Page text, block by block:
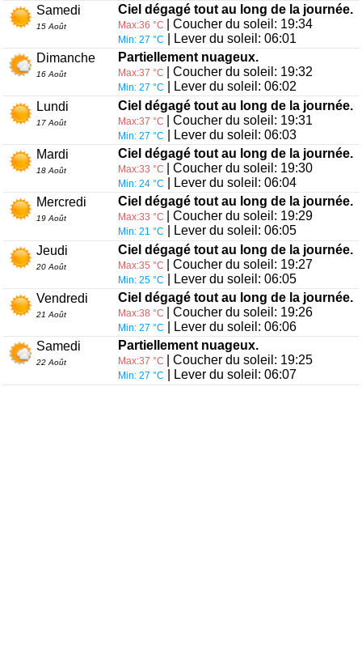
Samedi
15 Août
Ciel dégagé tout au long de la journée.
Max:36 °C | Coucher du soleil: 19:34
Min: 27 °C
| Lever du soleil: 06:01
Dimanche
16 Août
Partiellement nuageux.
Max:37 °C | Coucher du soleil: 19:32
Min: 27 °C
| Lever du soleil: 06:02
Lundi
17 Août
Ciel dégagé tout au long de la journée.
Max:37 °C | Coucher du soleil: 19:31
Min: 27 °C
| Lever du soleil: 06:03
Mardi
18 Août
Ciel dégagé tout au long de la journée.
Max:33 °C | Coucher du soleil: 19:30
Min: 24 °C
| Lever du soleil: 06:04
Mercredi
19 Août
Ciel dégagé tout au long de la journée.
Max:33 °C | Coucher du soleil: 19:29
Min: 21 °C
| Lever du soleil: 06:05
Jeudi
20 Août
Ciel dégagé tout au long de la journée.
Max:35 °C | Coucher du soleil: 19:27
Min: 25 °C
| Lever du soleil: 06:05
Vendredi
21 Août
Ciel dégagé tout au long de la journée.
Max:38 °C | Coucher du soleil: 19:26
Min: 27 °C
| Lever du soleil: 06:06
Samedi
22 Août
Partiellement nuageux.
Max:37 °C | Coucher du soleil: 19:25
Min: 27 °C | Lever du soleil: 06:07